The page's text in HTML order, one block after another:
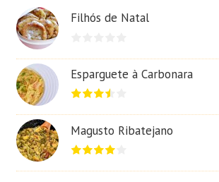
Filhós de Natal
Esparguete à Carbonara
Magusto Ribatejano